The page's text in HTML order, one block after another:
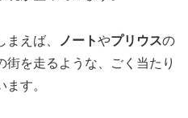
えば、 ノートやプリウスの
街を走るような、ごく当たり
す。